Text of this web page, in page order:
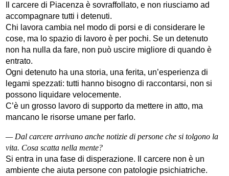
Il carcere di Piacenza è sovraffollato, e non riusciamo ad
accompagnare tutti i detenuti.
Chi lavora cambia nel modo di porsi e di considerare le
cose, ma lo spazio di lavoro è per pochi. Se un detenuto
non ha nulla da fare, non può uscire migliore di quando è
entrato.
Ogni detenuto ha una storia, una ferita, un’esperienza di
legami spezzati: tutti hanno bisogno di raccontarsi, non si
possono liquidare velocemente.
C’è un grosso lavoro di supporto da mettere in atto, ma
mancano le risorse umane per farlo.
— Dal carcere arrivano anche notizie di persone che si tolgono la
vita. Cosa scatta nella mente?
Si entra in una fase di disperazione. Il carcere non è un
ambiente che aiuta persone con patologie psichiatriche.